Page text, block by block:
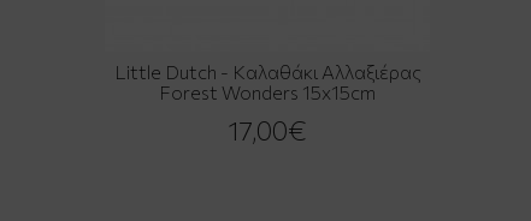
Little Dutch - Καλαθάκι Αλλαξιέρας
Forest Wonders 15x15cm
17,00€